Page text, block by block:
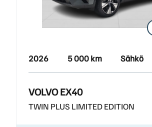
2026 5 000 km Sähkö
VOLVO EX40
TWIN PLUS LIMITED EDITION